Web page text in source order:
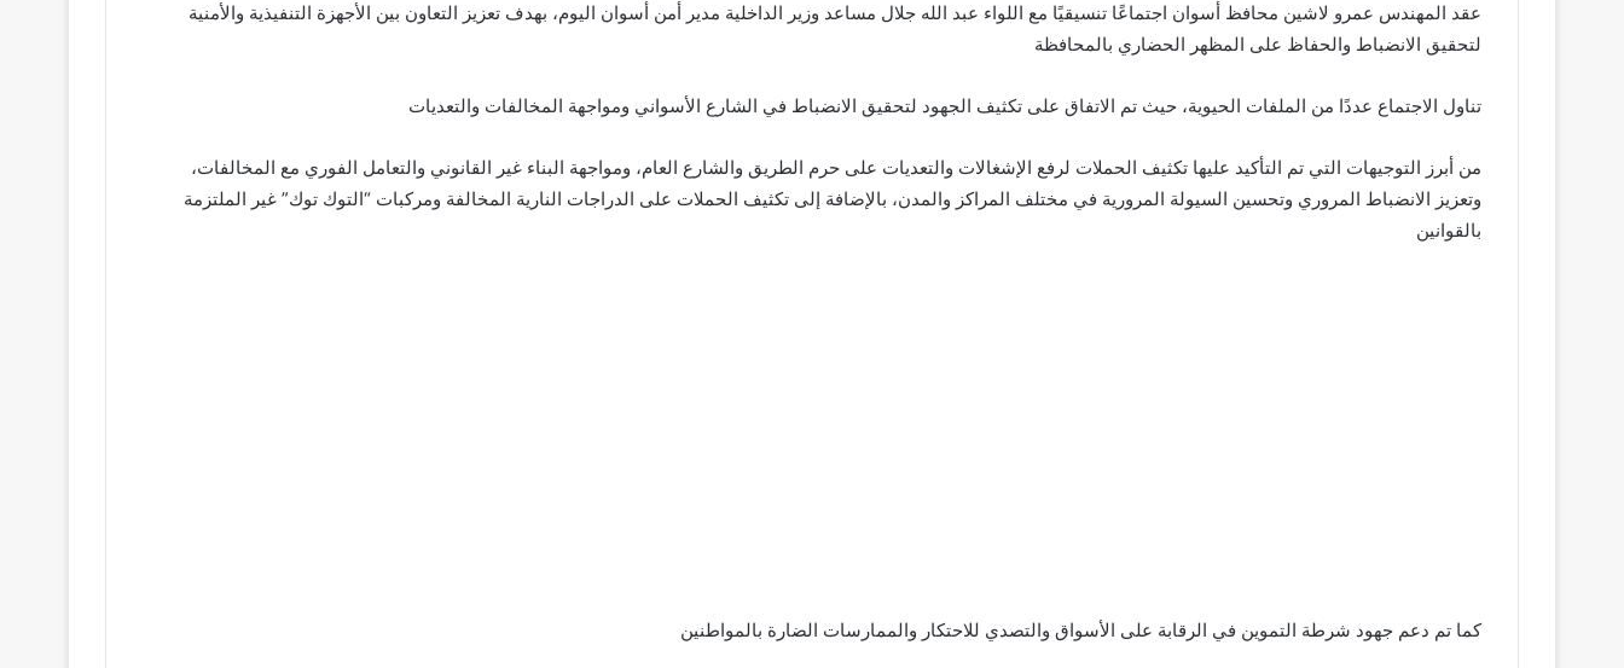
عقد المهندس عمرو لاشين محافظ أسوان اجتماعًا تنسيقيًا مع اللواء عبد الله جلال مساعد وزير الداخلية مدير أمن أسوان اليوم، بهدف تعزيز التعاون بين الأجهزة التنفيذية والأمنية
لتحقيق الانضباط والحفاظ على المظهر الحضاري بالمحافظة
تناول الاجتماع عددًا من الملفات الحيوية، حيث تم الاتفاق على تكثيف الجهود لتحقيق الانضباط في الشارع الأسواني ومواجهة المخالفات والتعديات
من أبرز التوجيهات التي تم التأكيد عليها تكثيف الحملات لرفع الإشغالات والتعديات على حرم الطريق والشارع العام، ومواجهة البناء غير القانوني والتعامل الفوري مع المخالفات،
وتعزيز الانضباط المروري وتحسين السيولة المرورية في مختلف المراكز والمدن، بالإضافة إلى تكثيف الحملات على الدراجات النارية المخالفة ومركبات “التوك توك” غير الملتزمة
بالقوانين
كما تم دعم جهود شرطة التموين في الرقابة على الأسواق والتصدي للاحتكار والممارسات الضارة بالمواطنين